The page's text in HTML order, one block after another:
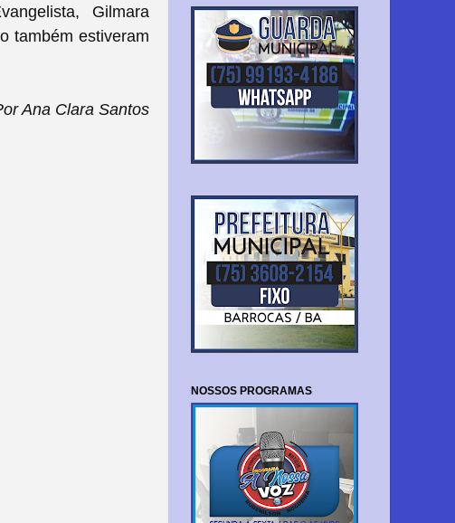
Gilmara
também estiveram
Ana Clara Santos
NOSSOS PROGRAMAS